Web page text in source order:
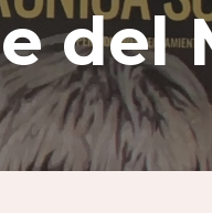
del